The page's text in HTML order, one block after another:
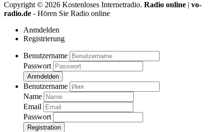
Copyright © 2026 Kostenloses Internetradio. Radio online | vo-
radio.de - Hören Sie Radio online
Anmdelden
Registrierung
Benutzername
Passwort
Anmdelden
Benutzername
Name
Email
Passwort
Registration